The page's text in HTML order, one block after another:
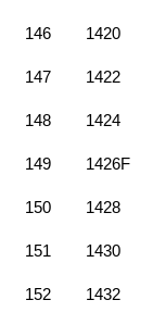
146 1420
147 1422
148 1424
149 1426F
150 1428
151 1430
152 1432